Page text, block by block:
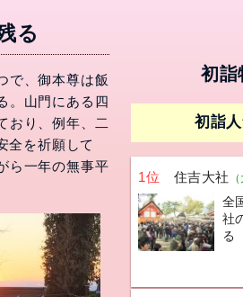
る
で、御本尊は飯
。山門にある四
おり、例年、二
全を祈願して
ら一年の無事平
初詣
初詣
1位 住吉大社
全
社
る